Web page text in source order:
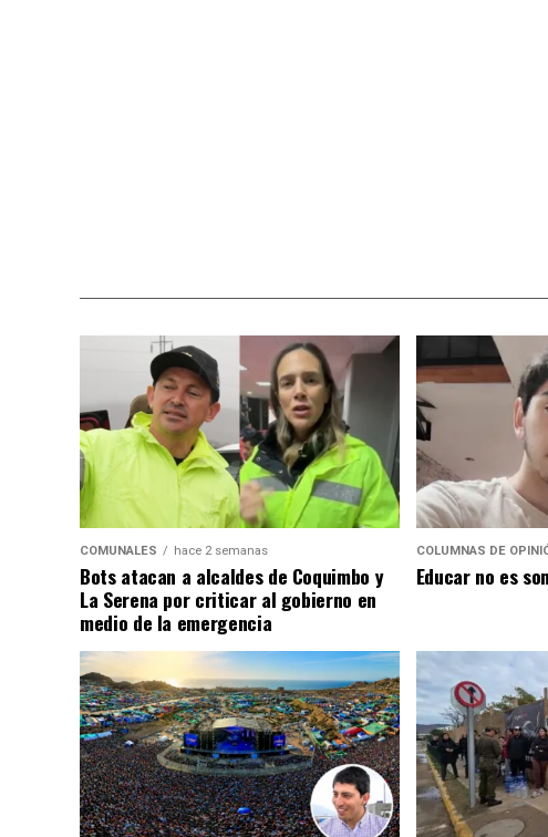
COMUNALES hace 2 semanas
Bots atacan a alcaldes de Coquimbo y
La Serena por criticar al gobierno en
medio de la emergencia
COLUMNAS DE
Educar no es